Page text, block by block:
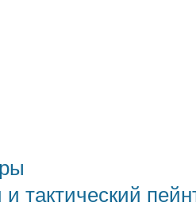
тактический